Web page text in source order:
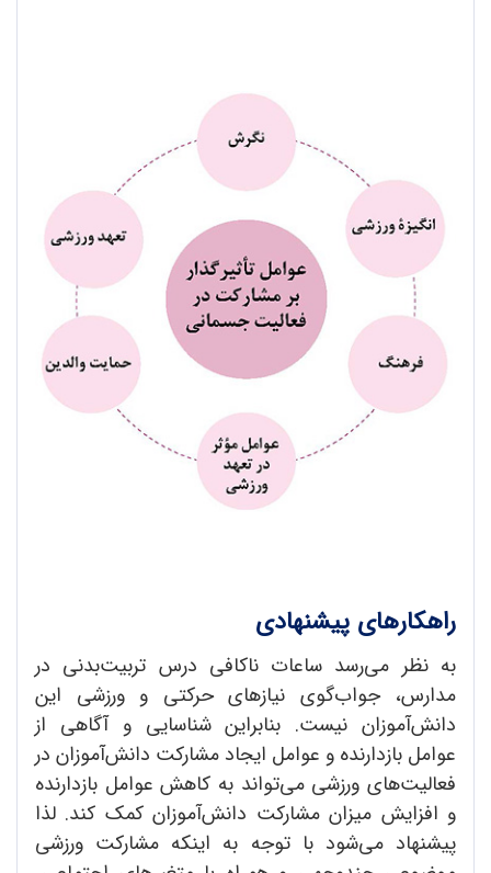
راهکارهای پیشنهادی
به نظر می‌رسد ساعات ناکافی درس تربیت‌بدنی در
مدارس، جواب‌گوی نیازهای حرکتی و ورزشی این
دانش‌آموزان نیست. بنابراین شناسایی و آگاهی از
عوامل بازدارنده و عوامل ایجاد مشارکت دانش‌آموزان در
فعالیت‌های ورزشی می‌تواند به کاهش عوامل بازدارنده
و افزایش میزان مشارکت دانش‌آموزان کمک کند. لذا
پیشنهاد می‌شود با توجه به اینکه مشارکت ورزشی